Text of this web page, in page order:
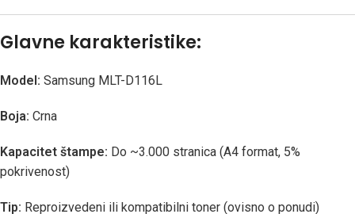
Glavne karakteristike:
Model: Samsung MLT-D116L
Boja: Crna
Kapacitet štampe: Do ~3.000 stranica (A4 format, 5%
pokrivenost)
Tip: Reproizvedeni ili kompatibilni toner (ovisno o ponudi)